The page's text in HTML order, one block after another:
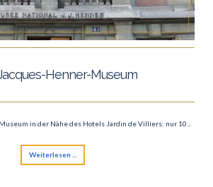
Henner-Museum
in der Nähe des Hotels Jardin de Villiers: nur 10...
Weiterlesen ...